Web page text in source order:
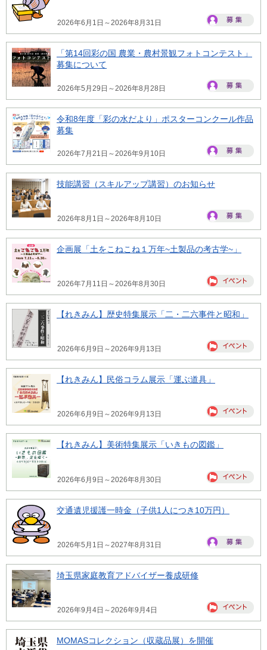
2026年6月1日～2026年8月31日
「第14回彩の国 農業・農村景観フォトコンテスト」
募集について
2026年5月29日～2026年8月28日
令和8年度「彩の水だより」ポスターコンクール作品
募集
2026年7月21日～2026年9月10日
技能講習（スキルアップ講習）のお知らせ
2026年8月1日～2026年8月10日
企画展「土をこねこね１万年~土製品の考古学~」
2026年7月11日～2026年8月30日
【れきみん】歴史特集展示「二・二六事件と昭和」
2026年6月9日～2026年9月13日
【れきみん】民俗コラム展示「運ぶ道具」
2026年6月9日～2026年9月13日
【れきみん】美術特集展示「いきもの図鑑」
2026年6月9日～2026年8月30日
交通遺児援護一時金（子供1人につき10万円）
2026年5月1日～2027年8月31日
埼玉県家庭教育アドバイザー養成研修
2026年9月4日～2026年9月4日
MOMASコレクション（収蔵品展）を開催